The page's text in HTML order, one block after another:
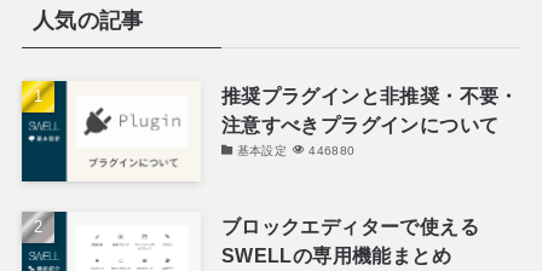
人気の記事
推奨プラグインと非推奨・不要・
注意すべきプラグインについて
基本設定 446880
ブロックエディターで使える
SWELLの専用機能まとめ